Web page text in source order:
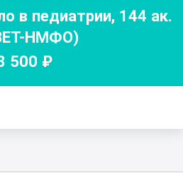
в педиатрии, 144 ак.
НМФО)
500 ₽